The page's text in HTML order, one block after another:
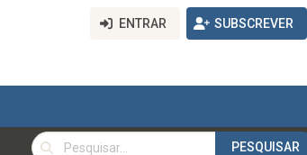
ENTRAR SUBSCREVER
PESQUISAR
PESQUISAR